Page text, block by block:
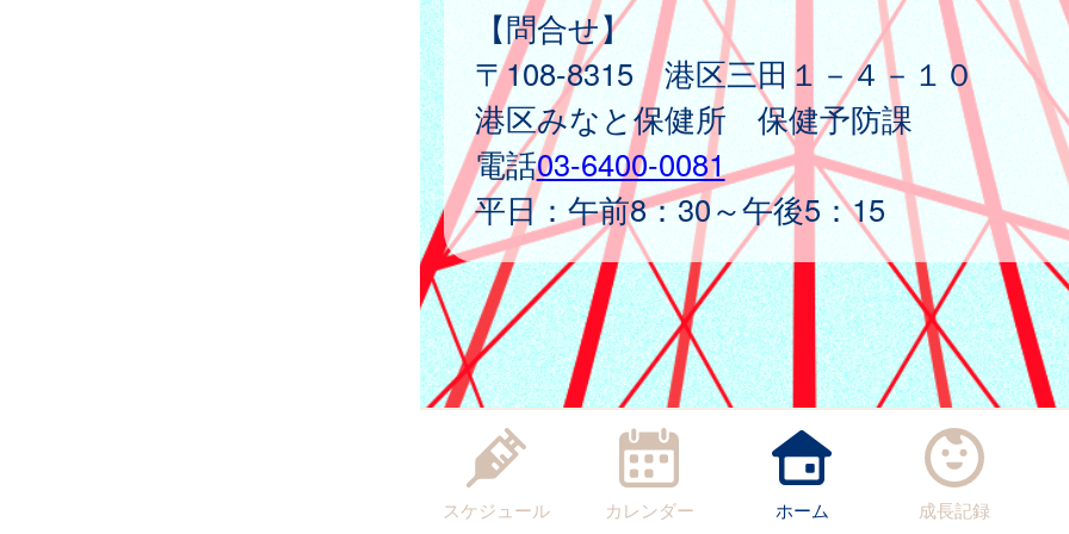
【問合せ】
〒108-8315 港区三田１－４－１０
港区みなと保健所 保健予防課
電話03-6400-0081
平日：午前8：30～午後5：15
スケジュール カレンダー ホーム 成長記録